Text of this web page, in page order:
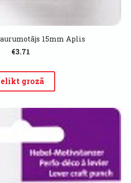
15mm Aplis
€3.71
grozā